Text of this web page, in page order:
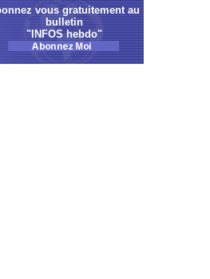
vous gratuitement au
bulletin
"INFOS hebdo"